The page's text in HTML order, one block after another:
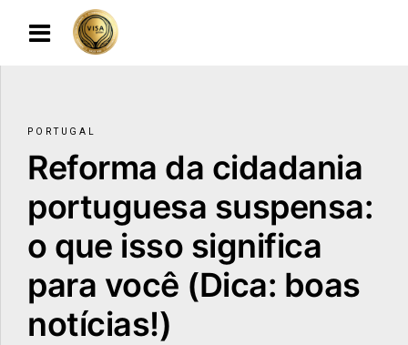
PORTUGAL
Reforma da cidadania
portuguesa suspensa:
o que isso significa
para você (Dica: boas
notícias!)